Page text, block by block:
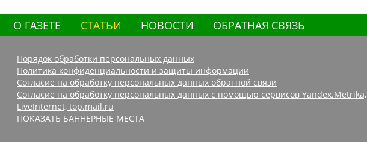
О ГАЗЕТЕ СТАТЬИ НОВОСТИ ОБРАТНАЯ СВЯЗЬ
Порядок обработки персональных данных
Политика конфиденциальности и защиты информации
Согласие на обработку персональных данных обратной связи
Согласие на обработку персональных данных с помощью сервисов Yandex.Metrika,
LiveInternet, top.mail.ru
ПОКАЗАТЬ БАННЕРНЫЕ МЕСТА